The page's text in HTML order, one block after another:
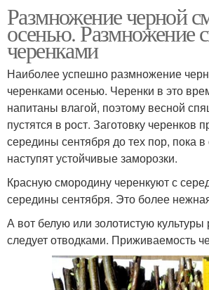
Размножение черной
осенью. Размножение
черенками
Наиболее успешно размножение
черенками осенью. Черенки в это
напитаны влагой, поэтому весной
пустятся в рост. Заготовку черенков
середины сентября до тех пор, пока в
наступят устойчивые заморозки.
Красную смородину черенкуют с
середины сентября. Это более
А вот белую или золотистую
следует отводками. Приживаемость